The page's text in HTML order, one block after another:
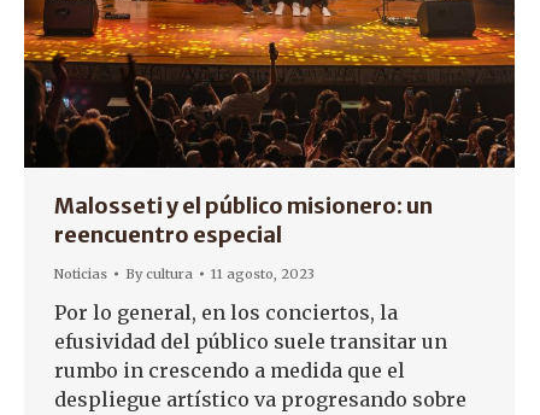
Malosseti y el público misionero: un
reencuentro especial
Noticias Bycultura 11 agosto, 2023
Por lo general, en los conciertos, la
efusividad del público suele transitar un
rumbo in crescendo a medida que el
despliegue artístico va progresando sobre